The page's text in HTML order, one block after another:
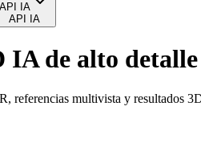
API IA
API IA
IA de alto detalle
referencias multivista y resultados